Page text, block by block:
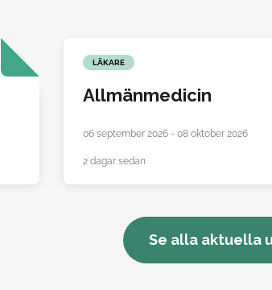
LÄKARE
Allmänmedicin
06 september 2026 - 08 oktober 2026
2 dagar sedan
Se alla aktuella